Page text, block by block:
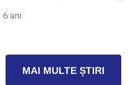
6 ani
MAI MULTE ȘTIRI